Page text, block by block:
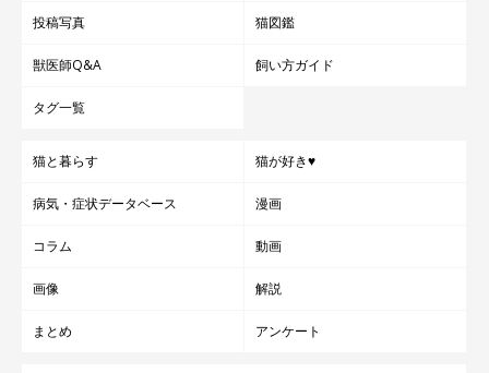
投稿写真 猫図鑑
獣医師Q&A 飼い方ガイド
タグ一覧
猫と暮らす 猫が好き♥
病気・症状データベース 漫画
コラム 動画
画像 解説
まとめ アンケート